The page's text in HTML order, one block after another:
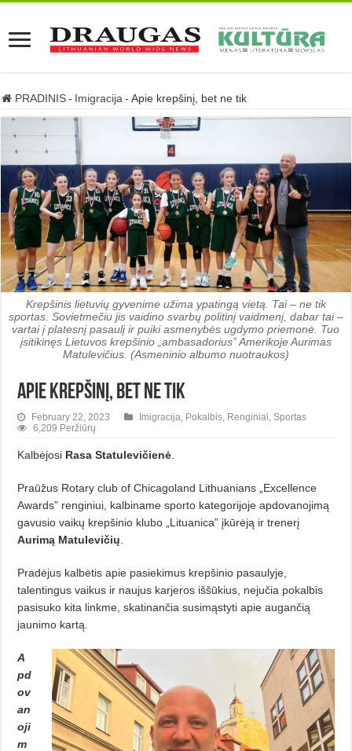
PRADINIS - Imigracija - Apie krepšinį, bet ne tik
Krepšinis lietuvių gyvenime užima ypatingą vietą. Tai – ne tik
sportas. Sovietmečiu jis vaidino svarbų politinį vaidmenį, dabar tai –
vartai į platesnį pasaulį ir puiki asmenybės ugdymo priemonė. Tuo
įsitikinęs Lietuvos krepšinio „ambasadorius” Amerikoje Aurimas
Matulevičius. (Asmeninio albumo nuotraukos)
Apie krepšinį, bet ne tik
February 22, 2023 Imigracija Pokalbis Renginiai Sportas
6,209 Peržiūrų
Kalbėjosi Rasa Statulevičienė
Praūžus Rotary club of Chicago­land Lithuanians „Excellence
Awards” renginiui, kalbiname sporto kategorijoje apdovanojimą
gavusio vaikų krepšinio klubo „Lituanica” įkū­rėją ir trenerį
Aurimą Matule­vi­čių
Pradėjus kalbėtis apie pasiekimus krepšinio pasaulyje,
talentingus vai­kus ir naujus karjeros iššūkius, neju­čia pokalbis
pasisuko kita linkme, skatinančia susimąstyti apie augan­čią
jaunimo kartą.
A
pd
ov
an
oji
m